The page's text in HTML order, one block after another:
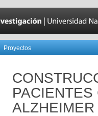
Proyectos
ALZHEIMER